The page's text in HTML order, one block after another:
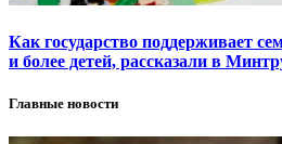
Как государство поддерживает
и более детей, рассказали в
Главные новости